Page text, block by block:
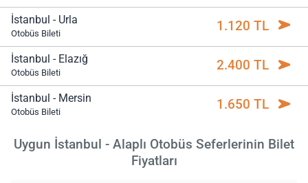
İstanbul - Urla
Otobüs Bileti 1.120 TL
İstanbul - Elazığ
Otobüs Bileti 2.400 TL
İstanbul - Mersin
Otobüs Bileti 1.650 TL
Uygun İstanbul - Alaplı Otobüs Seferlerinin Bilet
Fiyatları